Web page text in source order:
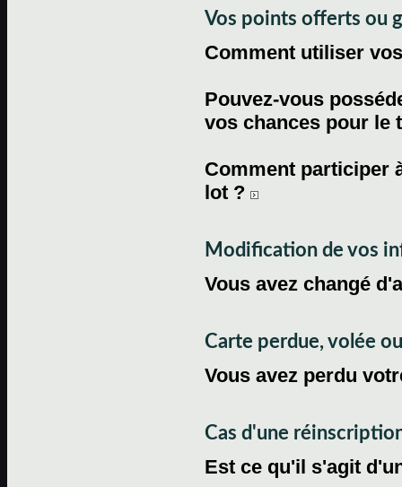
Vos points offerts ou
Comment utiliser
Pouvez-vous
vos chances pour le
Comment participer
lot ?
Modification de vos
Vous avez changé
Carte perdue, volée
Vous avez perdu
Cas d'une
Est ce qu'il s'agit